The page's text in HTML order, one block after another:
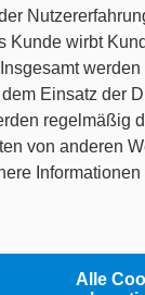
Kunde wirbt
werden
Einsatz der
regelmäßig
von anderen
Alle
7-stellige
Hier können